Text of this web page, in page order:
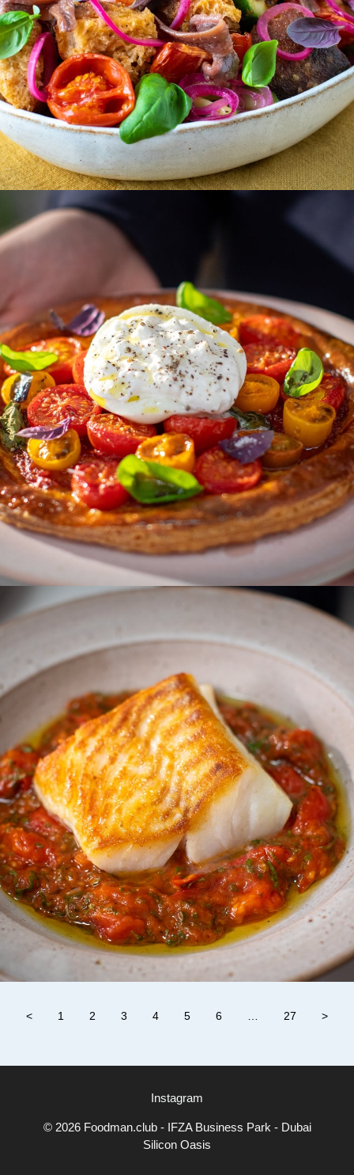
< 1 2 3 4 5 6 27 >
Instagram
© 2026 Foodman.club - IFZA Business Park - Dubai
Silicon Oasis